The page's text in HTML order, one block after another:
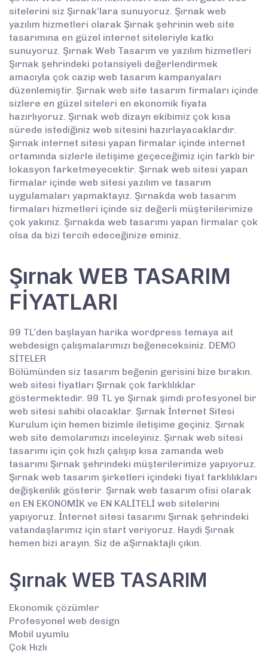
sitelerini siz Şırnak’lara sunuyoruz. Şırnak web
yazılım hizmetleri olarak Şırnak şehrinin web site
tasarımına en güzel internet siteleriyle katkı
sunuyoruz. Şırnak Web Tasarım ve yazılım hizmetleri
Şırnak şehrindeki potansiyeli değerlendirmek
amacıyla çok cazip web tasarım kampanyaları
düzenlemiştir. Şırnak web site tasarım firmaları içinde
sizlere en güzel siteleri en ekonomik fiyata
hazırlıyoruz. Şırnak web dizayn ekibimiz çok kısa
sürede istediğiniz web sitesini hazırlayacaklardır.
Şırnak internet sitesi yapan firmalar içinde internet
ortamında sizlerle iletişime geçeceğimiz için farklı bir
lokasyon farketmeyecektir. Şırnak web sitesi yapan
firmalar içinde web sitesi yazılım ve tasarım
uygulamaları yapmaktayız. Şırnakda web tasarım
firmaları hizmetleri içinde siz değerli müşterilerimize
çok yakınız. Şırnakda web tasarımı yapan firmalar çok
olsa da bizi tercih edeceğinize eminiz.
Şırnak WEB TASARIM
FİYATLARI
99 TL’den başlayan harika wordpress temaya ait
webdesign çalışmalarımızı beğeneceksiniz. DEMO
SİTELER
Bölümünden siz tasarım beğenin gerisini bize bırakın.
web sitesi fiyatları Şırnak çok farklılıklar
göstermektedir. 99 TL ye Şırnak şimdi profesyonel bir
web sitesi sahibi olacaklar. Şırnak İnternet Sitesi
Kurulum için hemen bizimle iletişime geçiniz. Şırnak
web site demolarımızı inceleyiniz. Şırnak web sitesi
tasarımı için çok hızlı çalışıp kısa zamanda web
tasarımı Şırnak şehrindeki müşterilerimize yapıyoruz.
Şırnak web tasarım şirketleri içindeki fiyat farklılıkları
değişkenlik gösterir. Şırnak web tasarım ofisi olarak
en EN EKONOMİK ve EN KALİTELİ web sitelerini
yapıyoruz. İnternet sitesi tasarımı Şırnak şehrindeki
vatandaşlarımız için start veriyoruz. Haydi Şırnak
hemen bizi arayın. Siz de aŞırnaktajlı çıkın.
Şırnak WEB TASARIM
Ekonomik çözümler
Profesyonel web design
Mobil uyumlu
Çok Hızlı